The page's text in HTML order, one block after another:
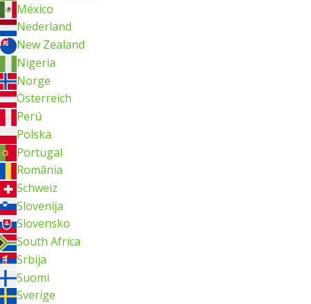
México
Nederland
New Zealand
Nigeria
Norge
Österreich
Perú
Polska
Portugal
România
Schweiz
Slovenija
Slovensko
South Africa
Srbija
Suomi
Sverige